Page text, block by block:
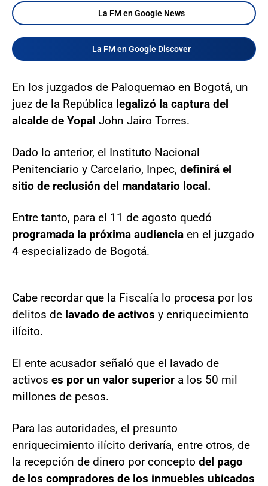
La FM en Google News
La FM en Google Discover
En los juzgados de Paloquemao en Bogotá, un
juez de la República legalizó la captura del
alcalde de Yopal John Jairo Torres.
Dado lo anterior, el Instituto Nacional
Penitenciario y Carcelario, Inpec, definirá el
sitio de reclusión del mandatario local.
Entre tanto, para el 11 de agosto quedó
programada la próxima audiencia en el juzgado
4 especializado de Bogotá.
Cabe recordar que la Fiscalía lo procesa por los
delitos de lavado de activos y enriquecimiento
ilícito.
El ente acusador señaló que el lavado de
activos es por un valor superior a los 50 mil
millones de pesos.
Para las autoridades, el presunto
enriquecimiento ilícito derivaría, entre otros, de
la recepción de dinero por concepto del pago
de los compradores de los inmuebles ubicados